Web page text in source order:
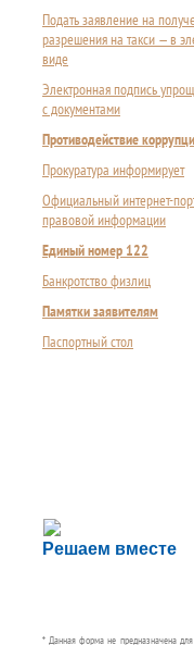
Подать заявление на
разрешения на такси — в
виде
Электронная подпись
с документами
Противодействие
Прокуратура информирует
Официальный интернет-
правовой информации
Единый номер 122
Банкротство физлиц
Памятки заявителям
Паспортный стол
Решаем вместе
Сложности с
Сообщите об этом
* Данная форма не предназначена